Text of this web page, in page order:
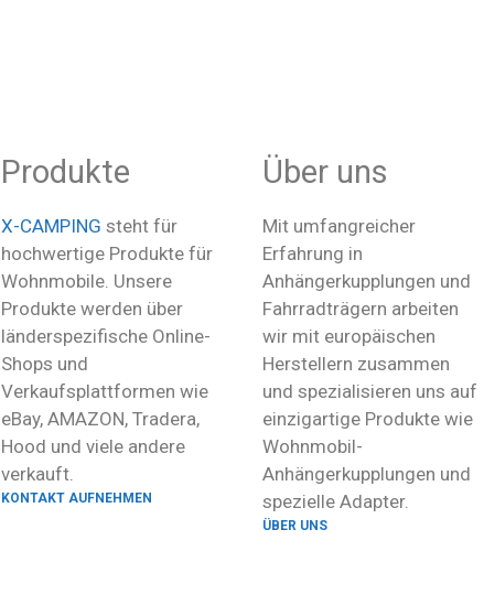
Produkte
X-CAMPING steht für
hochwertige Produkte für
Wohnmobile. Unsere
Produkte werden über
länderspezifische Online-
Shops und
Verkaufsplattformen wie
eBay, AMAZON, Tradera,
Hood und viele andere
verkauft.
KONTAKT AUFNEHMEN
Über uns
Mit umfangreicher
Erfahrung in
Anhängerkupplungen und
Fahrradträgern arbeiten
wir mit europäischen
Herstellern zusammen
und spezialisieren uns auf
einzigartige Produkte wie
Wohnmobil-
Anhängerkupplungen und
spezielle Adapter.
ÜBER UNS